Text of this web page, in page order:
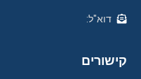
דוא"ל:
קישורים